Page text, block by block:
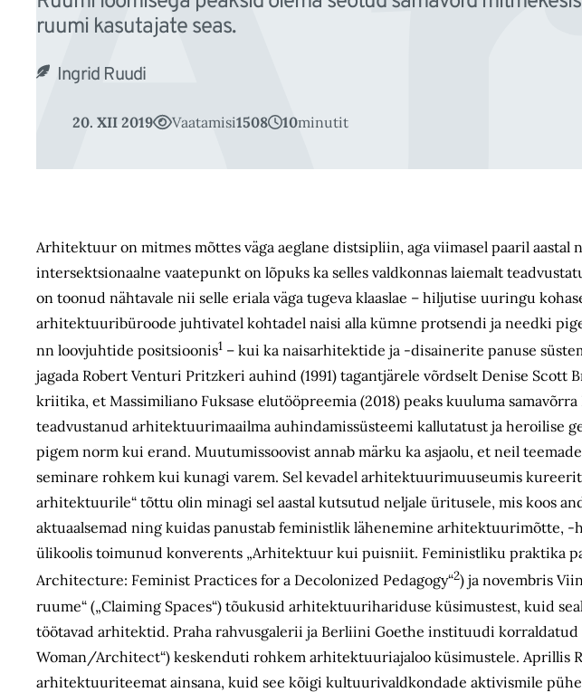
ruumi kasutajate seas.
Ingrid Ruudi
20. XII 2019 Vaatamisi1508 10minutit
Arhitektuur on mitmes mõttes väga aeglane distsipliin, aga viimasel paaril
intersektsionaalne vaatepunkt on lõpuks ka selles valdkonnas laiemalt
on toonud nähtavale nii selle eriala väga tugeva klaaslae – hiljutise uuringu
arhitektuuribüroode juhtivatel kohtadel naisi alla kümne protsendi ja needki
nn loovjuhtide positsioonis1 – kui ka naisarhitektide ja -disainerite panuse
jagada Robert Venturi Pritzkeri auhind (1991) tagantjärele võrdselt Denise
kriitika, et Massimiliano Fuksase elutööpreemia (2018) peaks kuuluma
teadvustanud arhitektuurimaailma auhindamissüsteemi kallutatust ja heroilise
pigem norm kui erand. Muutumissoovist annab märku ka asjaolu, et neil
seminare rohkem kui kunagi varem. Sel kevadel arhitektuurimuuseumis
arhitektuurile“ tõttu olin minagi sel aastal kutsutud neljale üritusele, mis koos
aktuaalsemad ning kuidas panustab feministlik lähenemine arhitektuurimõtte,
ülikoolis toimunud konverents „Arhitektuur kui puisniit. Feministliku praktika
Architecture: Feminist Practices for a Decolonized Pedagogy“2) ja novembris
ruume“ („Claiming Spaces“) tõukusid arhitektuuri­hariduse küsimustest, kuid
töötavad arhitektid. Praha rahvusgalerii ja Berliini Goethe instituudi
Woman/Architect“) keskenduti rohkem arhitektuuriajaloo küsimustele. Aprillis
arhitektuuri­teemat ainsana, kuid see kõigi kultuurivaldkondade aktivismile